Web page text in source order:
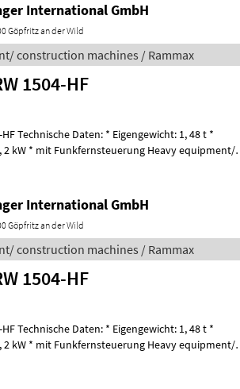
International GmbH
Göpfritz an der Wild
construction machines / Rammax
1504-HF
HF Technische Daten: * Eigengewicht: 1, 48 t *
mit Funkfernsteuerung Heavy equipment/
International GmbH
Göpfritz an der Wild
construction machines / Rammax
1504-HF
HF Technische Daten: * Eigengewicht: 1, 48 t *
mit Funkfernsteuerung Heavy equipment/